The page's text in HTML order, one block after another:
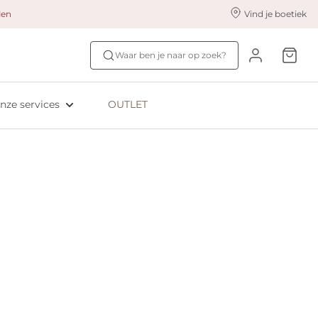
Vind je boetiek
Waar ben je naar op zoek?
Empreinte
services
styling services Ontdek jouw maat
Bh-maat test
OUTLET